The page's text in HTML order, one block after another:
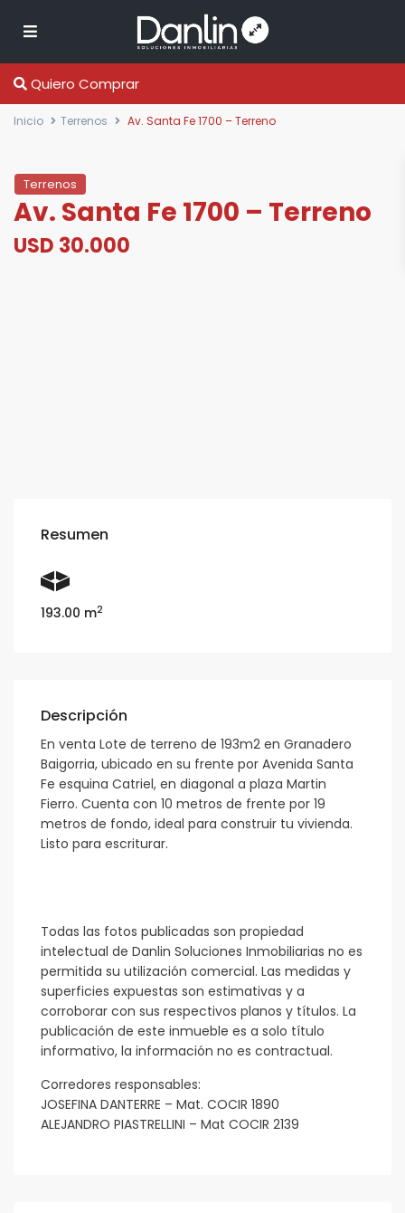
Quiero Comprar
Inicio Terrenos Av. Santa Fe 1700 – Terreno
Terrenos
Av. Santa Fe 1700 – Terreno
USD 30.000
Resumen
193.00 m2
Descripción
En venta Lote de terreno de 193m2 en Granadero
Baigorria, ubicado en su frente por Avenida Santa
Fe esquina Catriel, en diagonal a plaza Martin
Fierro. Cuenta con 10 metros de frente por 19
metros de fondo, ideal para construir tu vivienda.
Listo para escriturar.
Todas las fotos publicadas son propiedad
intelectual de Danlin Soluciones Inmobiliarias no es
permitida su utilización comercial. Las medidas y
superficies expuestas son estimativas y a
corroborar con sus respectivos planos y títulos. La
publicación de este inmueble es a solo título
informativo, la información no es contractual.
Corredores responsables:
JOSEFINA DANTERRE – Mat. COCIR 1890
ALEJANDRO PIASTRELLINI – Mat COCIR 2139